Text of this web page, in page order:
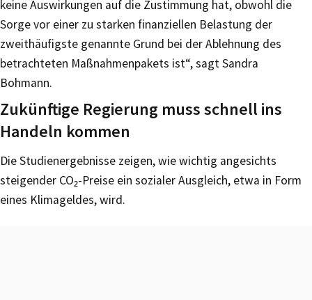
keine Auswirkungen auf die Zustimmung hat, obwohl die
Sorge vor einer zu starken finanziellen Belastung der
zweithäufigste genannte Grund bei der Ablehnung des
betrachteten Maßnahmenpakets ist“, sagt Sandra
Bohmann.
Zukünftige Regierung muss schnell ins
Handeln kommen
Die Studienergebnisse zeigen, wie wichtig angesichts
steigender CO₂-Preise ein sozialer Ausgleich, etwa in Form
eines Klimageldes, wird.